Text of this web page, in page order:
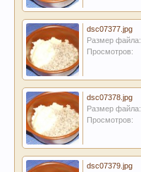
dsc07377.jpg
Размер файла:
Просмотров:
dsc07378.jpg
Размер файла:
Просмотров:
dsc07379.jpg